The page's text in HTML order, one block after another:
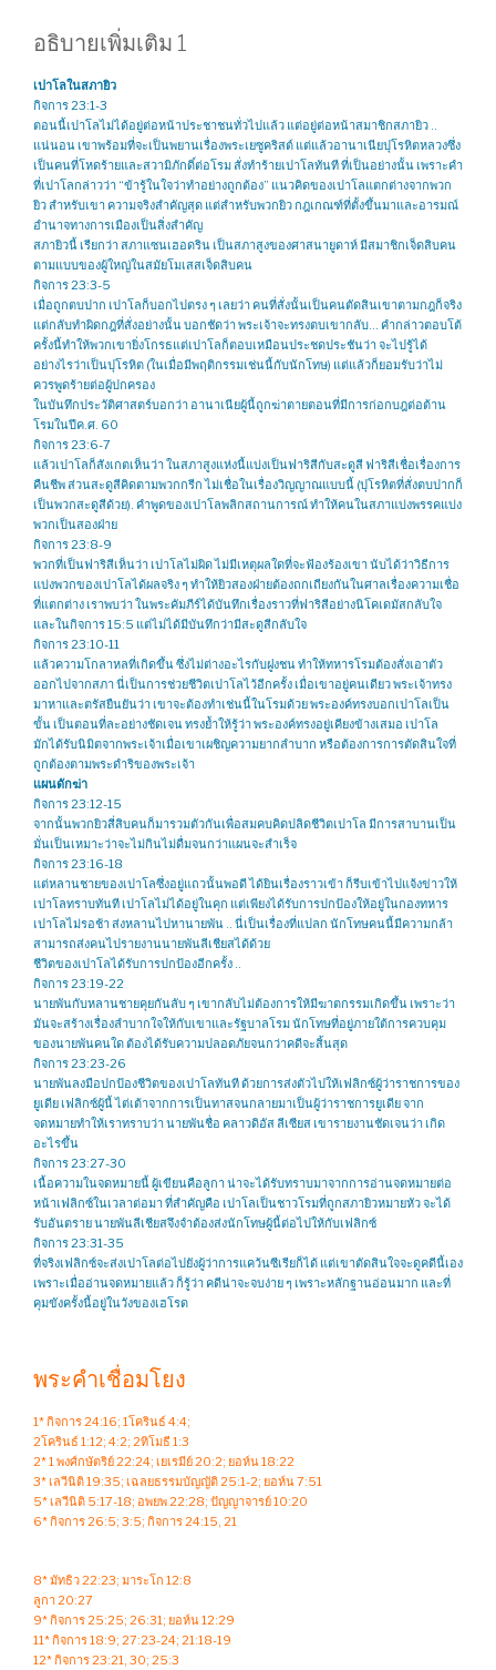
อธิบายเพิ่มเติม 1
เปาโลในสภายิว
กิจการ 23:1-3
ตอนนี้เปาโลไม่ได้อยู่ต่อหน้าประชาชนทั่วไปแล้ว แต่อยู่ต่อหน้าสมาชิกสภายิว ..
แน่นอน เขาพร้อมที่จะเป็นพยานเรื่องพระเยซูคริสต์ แต่แล้วอานาเนียปุโรหิตหลวงซึ่ง
เป็นคนที่โหดร้ายและสวามิภักดิ์ต่อโรม สั่งทำร้ายเปาโลทันที ที่เป็นอย่างนั้น เพราะคำ
ที่เปาโลกล่าวว่า “ข้ารู้ในใจว่าทำอย่างถูกต้อง” แนวคิดของเปาโลแตกต่างจากพวก
ยิว สำหรับเขา ความจริงสำคัญสุด แต่สำหรับพวกยิว กฎเกณฑ์ที่ตั้งขึ้นมาและอารมณ์
อำนาจทางการเมืองเป็นสิ่งสำคัญ
สภายิวนี้ เรียกว่า สภาแซนเฮอดริน เป็นสภาสูงของศาสนายูดาห์ มีสมาชิกเจ็ดสิบคน
ตามแบบของผู้ใหญ่ในสมัยโมเสสเจ็ดสิบคน
กิจการ 23:3-5
เมื่อถูกตบปาก เปาโลก็บอกไปตรง ๆ เลยว่า คนที่สั่งนั้นเป็นคนตัดสินเขาตามกฎก็จริง
แต่กลับทำผิดกฎที่สั่งอย่างนั้น บอกชัดว่า พระเจ้าจะทรงตบเขากลับ… คำกล่าวตอบโต้
ครั้งนี้ทำให้พวกเขายิ่งโกรธแต่เปาโลก็ตอบเหมือนประชดประชันว่า จะไปรู้ได้
อย่างไรว่าเป็นปุโรหิต (ในเมื่อมีพฤติกรรมเช่นนี้กับนักโทษ) แต่แล้วก็ยอมรับว่าไม่
ควรพูดร้ายต่อผู้ปกครอง
ในบันทึกประวัติศาสตร์บอกว่า อานาเนียผู้นี้ถูกฆ่าตายตอนที่มีการก่อกบฎต่อต้าน
โรมในปีค.ศ. 60
กิจการ 23:6-7
แล้วเปาโลก็สังเกตเห็นว่า ในสภาสูงแห่งนี้แบ่งเป็นฟาริสีกับสะดูสี ฟาริสีเชื่อเรื่องการ
คืนชีพ ส่วนสะดูสีคิดตามพวกกรีก ไม่เชื่อในเรื่องวิญญาณแบบนี้ (ปุโรหิตที่สั่งตบปากก็
เป็นพวกสะดูสีด้วย). คำพูดของเปาโลพลิกสถานการณ์ ทำให้คนในสภาแบ่งพรรคแบ่ง
พวกเป็นสองฝ่าย
กิจการ 23:8-9
พวกที่เป็นฟาริสีเห็นว่า เปาโลไม่ผิด ไม่มีเหตุผลใดที่จะฟ้องร้องเขา นับได้ว่าวิธีการ
แบ่งพวกของเปาโลได้ผลจริง ๆ ทำให้ยิวสองฝ่ายต้องถกเถียงกันในศาลเรื่องความเชื่อ
ที่แตกต่าง เราพบว่า ในพระคัมภีร์ได้บันทึกเรื่องราวที่ฟาริสีอย่างนิโคเดมัสกลับใจ
และในกิจการ 15:5 แต่ไม่ได้มีบันทึกว่ามีสะดูสีกลับใจ
กิจการ 23:10-11
แล้วความโกลาหลที่เกิดขึ้น ซึ่งไม่ต่างอะไรกับฝูงชน ทำให้ทหารโรมต้องสั่งเอาตัว
ออกไปจากสภา นี่เป็นการช่วยชีวิตเปาโลไว้อีกครั้ง เมื่อเขาอยู่คนเดียว พระเจ้าทรง
มาหาและตรัสยืนยันว่า เขาจะต้องทำเช่นนี้ในโรมด้วย พระองค์ทรงบอกเปาโลเป็น
ขั้น เป็นตอนที่ละอย่างชัดเจน ทรงย้ำให้รู้ว่า พระองค์ทรงอยู่เคียงข้างเสมอ เปาโล
มักได้รับนิมิตจากพระเจ้าเมื่อเขาเผชิญความยากลำบาก หรือต้องการการตัดสินใจที่
ถูกต้องตามพระดำริของพระเจ้า
แผนดักฆ่า
กิจการ 23:12-15
จากนั้นพวกยิวสี่สิบคนก็มารวมตัวกันเพื่อสมคบคิดปลิดชีวิตเปาโล มีการสาบานเป็น
มั่นเป็นเหมาะว่าจะไม่กินไม่ดื่มจนกว่าแผนจะสำเร็จ
กิจการ 23:16-18
แต่หลานชายของเปาโลซึ่งอยู่แถวนั้นพอดี ได้ยินเรื่องราวเข้า ก็รีบเข้าไปแจ้งข่าวให้
เปาโลทราบทันที เปาโลไม่ได้อยู่ในคุก แต่เพียงได้รับการปกป้องให้อยู่ในกองทหาร
เปาโลไม่รอช้า ส่งหลานไปหานายพัน .. นี่เป็นเรื่องที่แปลก นักโทษคนนี้มีความกล้า
สามารถส่งคนไปรายงานนายพันลีเชียสได้ด้วย
ชีวิตของเปาโลได้รับการปกป้องอีกครั้ง ..
กิจการ 23:19-22
นายพันกับหลานชายคุยกันลับ ๆ เขากลับไม่ต้องการให้มีฆาตกรรมเกิดขึ้น เพราะว่า
มันจะสร้างเรื่องลำบากใจให้กับเขาและรัฐบาลโรม นักโทษที่อยู่ภายใต้การควบคุม
ของนายพันคนใด ต้องได้รับความปลอดภัยจนกว่าคดีจะสิ้นสุด
กิจการ 23:23-26
นายพันลงมือปกป้องชีวิตของเปาโลทันที ด้วยการส่งตัวไปให้เฟลิกซ์ผู้ว่าราชการของ
ยูเดีย เฟลิกซ์ผู้นี้ ไต่เต้าจากการเป็นทาสจนกลายมาเป็นผู้ว่าราชการยูเดีย จาก
จดหมายทำให้เราทราบว่า นายพันชื่อ คลาวดิอัส ลีเซียส เขารายงานชัดเจนว่า เกิด
อะไรขึ้น
กิจการ 23:27-30
เนื้อความในจดหมายนี้ ผู้เขียนคือลูกา น่าจะได้รับทราบมาจากการอ่านจดหมายต่อ
หน้าเฟลิกซ์ในเวลาต่อมา ที่สำคัญคือ เปาโลเป็นชาวโรมที่ถูกสภายิวหมายหัว จะได้
รับอันตราย นายพันลีเชียสจึงจำต้องส่งนักโทษผู้นี้ต่อไปให้กับเฟลิกซ์
กิจการ 23:31-35
ที่จริงเฟลิกซ์จะส่งเปาโลต่อไปยังผู้ว่าการแคว้นซีเรียก็ได้ แต่เขาตัดสินใจจะดูคดีนี้เอง
เพราะเมื่ออ่านจดหมายแล้ว ก็รู้ว่า คดีน่าจะจบง่าย ๆ เพราะหลักฐานอ่อนมาก และที่
คุมขังครั้งนี้อยู่ในวังของเฮโรด
พระคำเชื่อมโยง
1* กิจการ 24:16; 1โครินธ์ 4:4;
2โครินธ์ 1:12; 4:2; 2ทิโมธี 1:3
2* 1 พงศ์กษัตริย์ 22:24; เยเรมีย์ 20:2; ยอห์น 18:22
3* เลวีนิติ 19:35; เฉลยธรรมบัญญัติ 25:1-2; ยอห์น 7:51
5* เลวีนิติ 5:17-18; อพยพ 22:28; ปัญญาจารย์ 10:20
6* กิจการ 26:5; 3:5; กิจการ 24:15, 21
8* มัทธิว 22:23; มาระโก 12:8
ลูกา 20:27
9* กิจการ 25:25; 26:31; ยอห์น 12:29
11* กิจการ 18:9; 27:23-24; 21:18-19
12* กิจการ 23:21, 30; 25:3